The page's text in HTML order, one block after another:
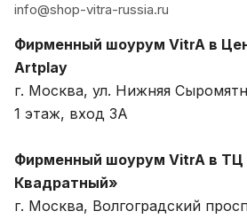
info@shop-vitra-russia.ru
Фирменный шоурум VitrA в
Artplay
г. Москва, ул. Нижняя
1 этаж, вход 3A
Фирменный шоурум VitrA в
Квадратный»
г. Москва, Волгоградский